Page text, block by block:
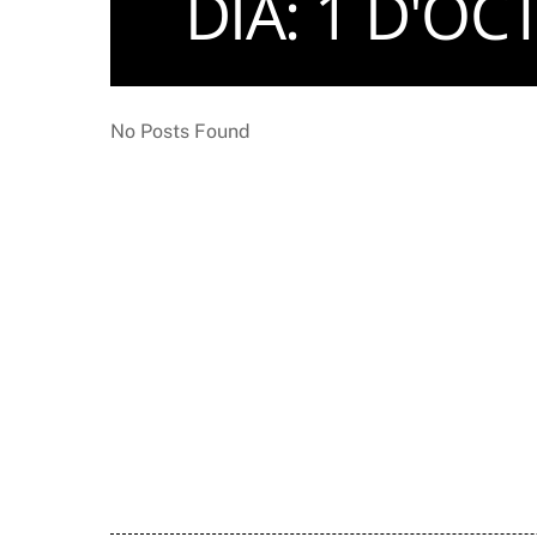
No Posts Found